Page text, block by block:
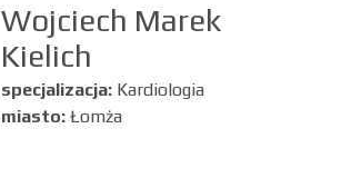
Wojciech Marek
Kielich
specjalizacja: Kardiologia
miasto: Łomża